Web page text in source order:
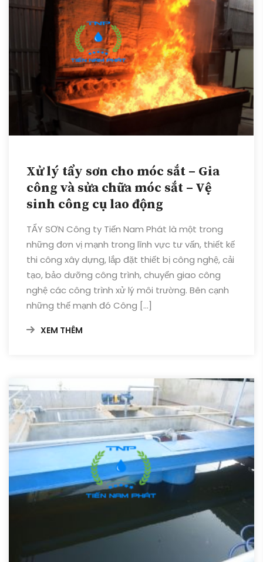
Xử lý tẩy sơn cho móc sắt – Gia
công và sửa chữa móc sắt – Vệ
sinh công cụ lao động
TẨY SƠN Công ty Tiến Nam Phát là một trong
những đơn vị mạnh trong lĩnh vực tư vấn, thiết kế
thi công xây dựng, lắp đặt thiết bị công nghệ, cải
tạo, bảo dưỡng công trình, chuyển giao công
nghệ các công trình xử lý môi trường. Bên cạnh
những thế mạnh đó Công […]
XEM THÊM